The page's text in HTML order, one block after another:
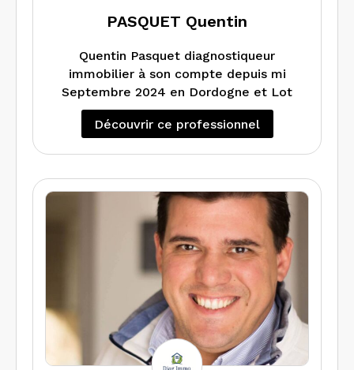
PASQUET Quentin
Quentin Pasquet diagnostiqueur
immobilier à son compte depuis mi
Septembre 2024 en Dordogne et Lot
Découvrir ce professionnel